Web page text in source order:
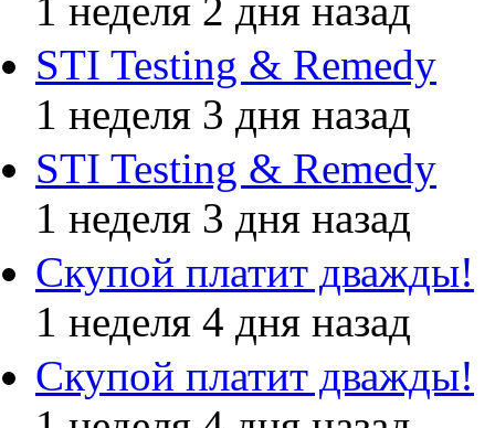
1 неделя 2 дня назад
STI Testing & Remedy
1 неделя 3 дня назад
STI Testing & Remedy
1 неделя 3 дня назад
Скупой платит дважды!
1 неделя 4 дня назад
Скупой платит дважды!